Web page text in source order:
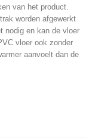
van het product.
worden afgewerkt
nodig en kan de vloer
vloer ook zonder
aanvoelt dan de